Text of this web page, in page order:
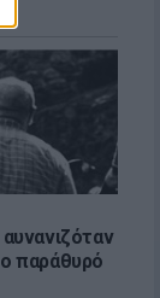
παράθυρό